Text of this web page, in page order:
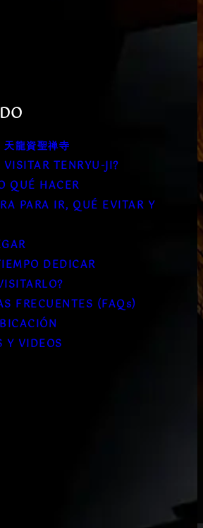
龍資聖禅寺
TENRYU-JI?
QUÉ HACER
PARA IR, QUÉ EVITAR Y
DEDICAR
FRECUENTES (FAQs)
Y VIDEOS